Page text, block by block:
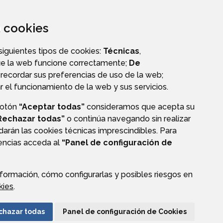
cookies
tipos de cookies: Técnicas,
la web funcione correctamente; De
sus preferencias de uso de la web;
el funcionamiento de la web y sus servicios.
“Aceptar todas” consideramos que acepta su
todas” o continúa navegando sin realizar
las cookies técnicas imprescindibles. Para
acceda al “Panel de configuración de
cómo configurarlas y posibles riesgos en
.
todas Panel de configuración de Cookies
AVISO LEGAL POLÍTICA DE PRIVACIDAD ACCESIBILIDAD